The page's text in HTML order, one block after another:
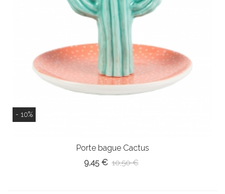
- 10%
Porte bague Cactus
9,45 € 10,50 €